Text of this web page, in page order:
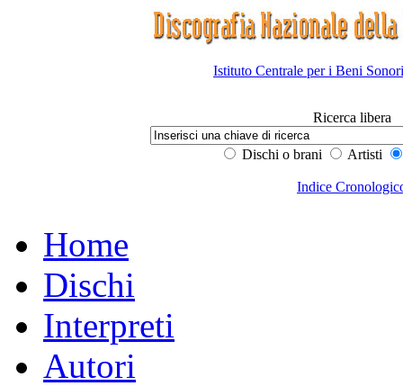
Istituto Centrale per i Beni
Ricerca libera
Dischi o brani Artisti
Indice
Home
Dischi
Interpreti
Autori